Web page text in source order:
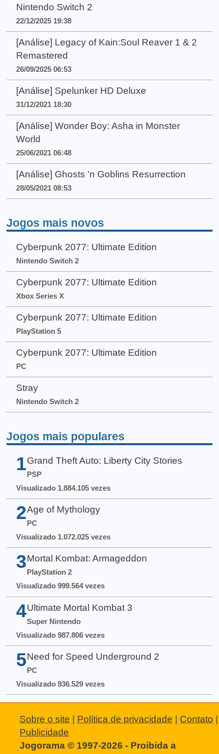
Nintendo Switch 2
22/12/2025 19:38
[Análise] Legacy of Kain:Soul Reaver 1 & 2
Remastered
26/09/2025 06:53
[Análise] Spelunker HD Deluxe
31/12/2021 18:30
[Análise] Wonder Boy: Asha in Monster
World
25/06/2021 06:48
[Análise] Ghosts 'n Goblins Resurrection
28/05/2021 08:53
Jogos mais novos
Cyberpunk 2077: Ultimate Edition
Nintendo Switch 2
Cyberpunk 2077: Ultimate Edition
Xbox Series X
Cyberpunk 2077: Ultimate Edition
PlayStation 5
Cyberpunk 2077: Ultimate Edition
PC
Stray
Nintendo Switch 2
Jogos mais populares
1 Grand Theft Auto: Liberty City Stories
PSP
Visualizado 1.884.105 vezes
2 Age of Mythology
PC
Visualizado 1.072.025 vezes
3 Mortal Kombat: Armageddon
PlayStation 2
Visualizado 999.564 vezes
4 Ultimate Mortal Kombat 3
Super Nintendo
Visualizado 987.806 vezes
5 Need for Speed Underground 2
PC
Visualizado 936.529 vezes
Sobre o site Política de privacidade Contato
Publicidade
Jogorama © 1997-2026 - Proibida a